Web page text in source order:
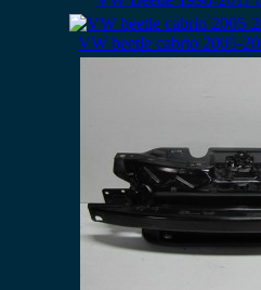
VW beetle cabrio 2005-